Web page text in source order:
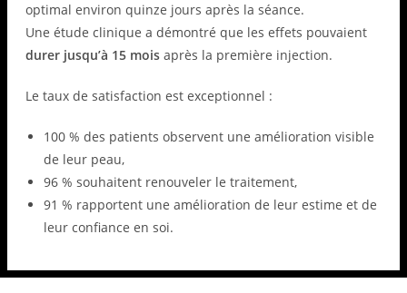
optimal environ quinze jours après la séance.
Une étude clinique a démontré que les effets pouvaient
durer jusqu’à 15 mois après la première injection.
Le taux de satisfaction est exceptionnel :
100 % des patients observent une amélioration visible
de leur peau,
96 % souhaitent renouveler le traitement,
91 % rapportent une amélioration de leur estime et de
leur confiance en soi.